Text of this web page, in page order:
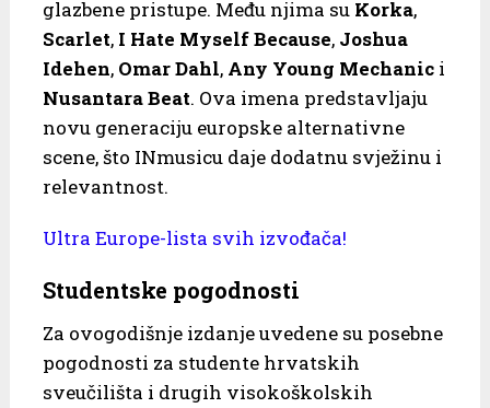
glazbene pristupe. Među njima su Korka,
Scarlet, I Hate Myself Because, Joshua
Idehen, Omar Dahl, Any Young Mechanici
Nusantara Beat. Ova imena predstavljaju
novu generaciju europske alternativne
scene, što INmusicu daje dodatnu svježinu i
relevantnost.
Ultra Europe-lista svih izvođača!
Studentske pogodnosti
Za ovogodišnje izdanje uvedene su posebne
pogodnosti za studente hrvatskih
sveučilišta i drugih visokoškolskih